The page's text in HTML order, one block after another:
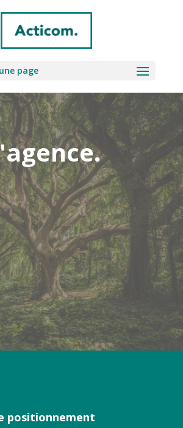
page
positionnement